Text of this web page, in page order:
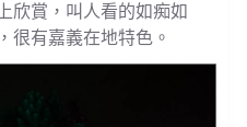
欣賞，叫人看的如痴如
很有嘉義在地特色。